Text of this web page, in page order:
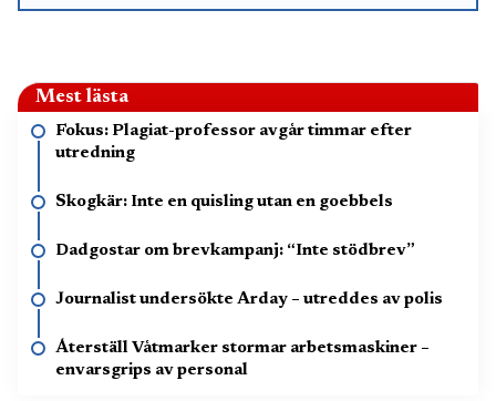
Mest lästa
Fokus: Plagiat-professor avgår timmar efter
utredning
Skogkär: Inte en quisling utan en goebbels
Dadgostar om brevkampanj: “Inte stödbrev”
Journalist undersökte Arday – utreddes av polis
Återställ Våtmarker stormar arbetsmaskiner –
envarsgrips av personal